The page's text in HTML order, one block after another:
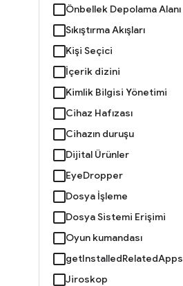
Önbellek Depolama Alanı
Sıkıştırma Akışları
Kişi Seçici
İçerik dizini
Kimlik Bilgisi Yönetimi
Cihaz Hafızası
Cihazın duruşu
Dijital Ürünler
EyeDropper
Dosya İşleme
Dosya Sistemi Erişimi
Oyun kumandası
getInstalledRelatedApps
Jiroskop